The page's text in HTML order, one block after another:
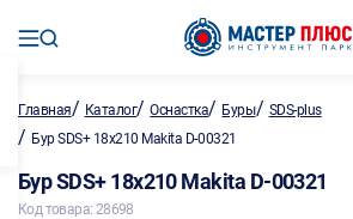
Главная/ Каталог/Оснастка/ Буры/ SDS-plus
/ Бур SDS+ 18х210 Makita D-00321
Бур SDS+ 18х210 Makita D-00321
Код товара: 28698